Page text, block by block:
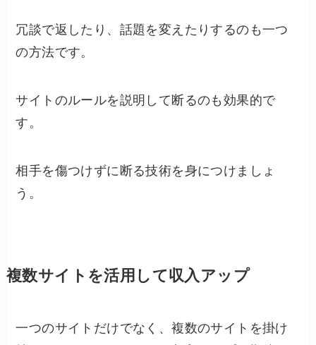
冗談で返したり、話題を変えたりするのも一つ
の方法です。
サイトのルールを説明して断るのも効果的で
す。
相手を傷つけずに断る技術を身につけましょ
う。
複数サイトを活用して収入アップ
一つのサイトだけでなく、複数のサイトを掛け